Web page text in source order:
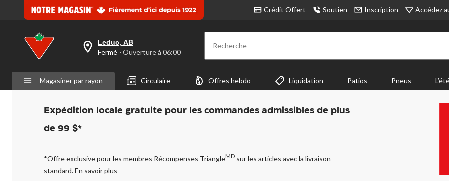
Crédit Offert Soutien Inscription Accédez
votre
est
Leduc,
AB,
Fermé,
Ouverture
à
pour
changer
Leduc, AB
Fermé ⋅ Ouverture à 06:00 Recherche
Magasiner par rayon Circulaire Offres hebdo Liquidation Patios Pneus
Expédition locale gratuite pour les commandes admissibles de plus
de 99 $*
*Offre exclusive pour les membres Récompenses TriangleMD sur les articles avec la livraison
standard.En savoir plus